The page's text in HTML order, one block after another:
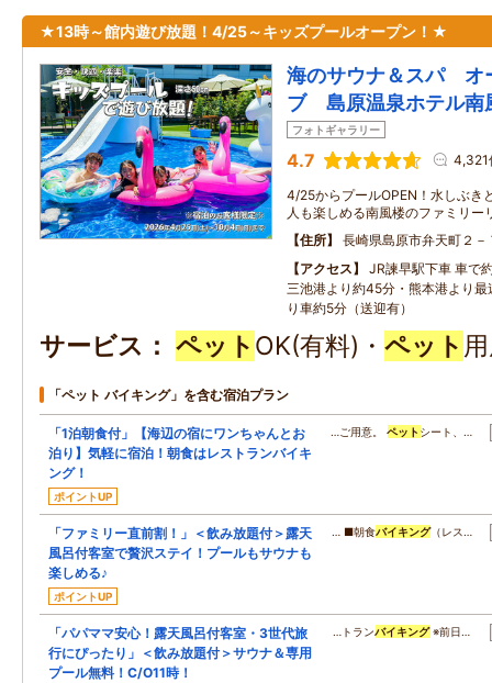
★13時～館内遊び放題！4/25～キッズプールオープン！★
海のサウナ＆スパ オ
ブ 島原温泉ホテル南
フォトギャラリー
4.7 4,321
4/25からプールOPEN！水しぶき
人も楽しめる南風楼のファミリー
住所
長崎県島原市弁天町２
アクセス
JR諫早駅下車 車で
三池港より約45分・熊本港より
り車約5分（送迎有）
サービス ペット OK(有料)・ ペット
「ペット バイキング」を含む宿泊プラン
「1泊朝食付」【海辺の宿にワンちゃんとお
泊り】気軽に宿泊！朝食はレストランバイキ
ング！
ポイントUP
…ご用意。ペット シート、…
「ファミリー直前割！」＜飲み放題付＞露天
風呂付客室で贅沢ステイ！プールもサウナも
楽しめる♪
ポイントUP
… ■朝食バイキング（レス…
「パパママ安心！露天風呂付客室・3世代旅
行にぴったり」＜飲み放題付＞サウナ＆専用
プール無料！C/O11時！
…トランバイキング※前日…